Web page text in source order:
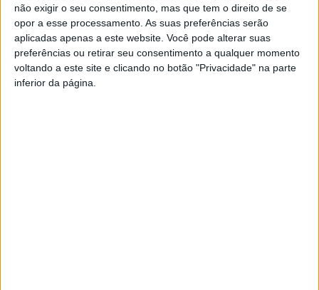
não exigir o seu consentimento, mas que tem o direito de se
opor a esse processamento. As suas preferências serão
aplicadas apenas a este website. Você pode alterar suas
preferências ou retirar seu consentimento a qualquer momento
voltando a este site e clicando no botão "Privacidade" na parte
inferior da página.
Esta e outras notícias para ouvir na Estação Diária – 96.8
FM ou emwww.968.fm.